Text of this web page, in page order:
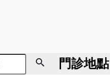
search 門診地點